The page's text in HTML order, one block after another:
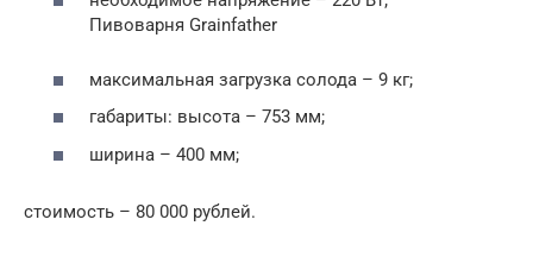
Пивоварня Grainfather
максимальная загрузка солода – 9 кг;
габариты: высота – 753 мм;
ширина – 400 мм;
стоимость – 80 000 рублей.